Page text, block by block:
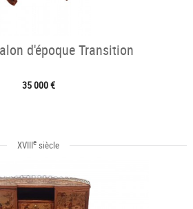
d'époque Transition
35 000 €
XVIIIe siècle